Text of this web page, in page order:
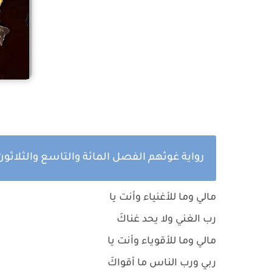
رواية غوثهم الفصل المائة والتاسع
مالي وما للأغنياء وأنت يا
رب الغني ولا يحد غناكَ
مالي وما للأقوياء وأنت يا
ربي ورب الناس ما أقواكَ